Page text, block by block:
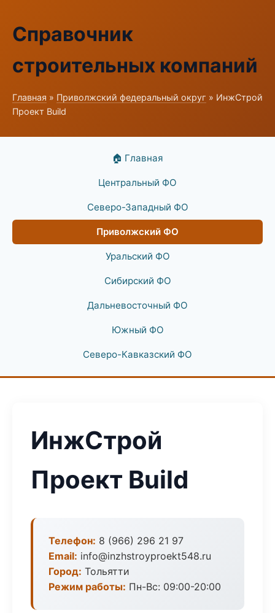
Справочник
строительных компаний
Главная » Приволжский федеральный округ » ИнжСтрой
Проект Build
🏠 Главная
Центральный ФО
Северо-Западный ФО
Приволжский ФО
Уральский ФО
Сибирский ФО
Дальневосточный ФО
Южный ФО
Северо-Кавказский ФО
ИнжСтрой
Проект Build
Телефон: 8 (966) 296 21 97
Email: info@inzhstroyproekt548.ru
Город: Тольятти
Режим работы: Пн-Вс: 09:00-20:00